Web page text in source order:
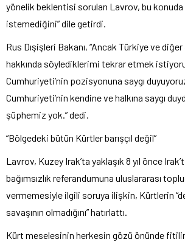
yönelik beklentisi sorulan Lavrov, bu konuda
istemediğini” dile getirdi.
Rus Dışişleri Bakanı, “Ancak Türkiye ve diğer
hakkında söylediklerimi tekrar etmek
Cumhuriyeti’nin pozisyonuna saygı
Cumhuriyeti’nin kendine ve halkına saygı
şüphemiz yok.” dedi.
“Bölgedeki bütün Kürtler barışçıl değil”
Lavrov, Kuzey Irak’ta yaklaşık 8 yıl önce
bağımsızlık referandumuna uluslararası
vermemesiyle ilgili soruya ilişkin, Kürtlerin
savaşının olmadığını” hatırlattı.
Kürt meselesinin herkesin gözü önünde